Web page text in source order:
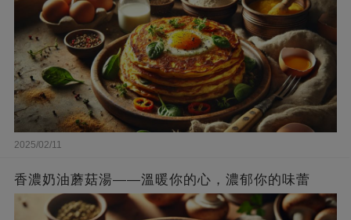
2025/02/11
香濃奶油蘑菇湯——溫暖你的心，濃郁你的味蕾